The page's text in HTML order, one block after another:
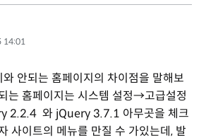
14:01
안되는 홈페이지의 차이점을 말해보
는 홈페이지는 시스템 설정→고급설정
2.2.4 와 jQuery 3.7.1 아무곳을 체크
사이트의 메뉴를 만질 수 가있는데, 발